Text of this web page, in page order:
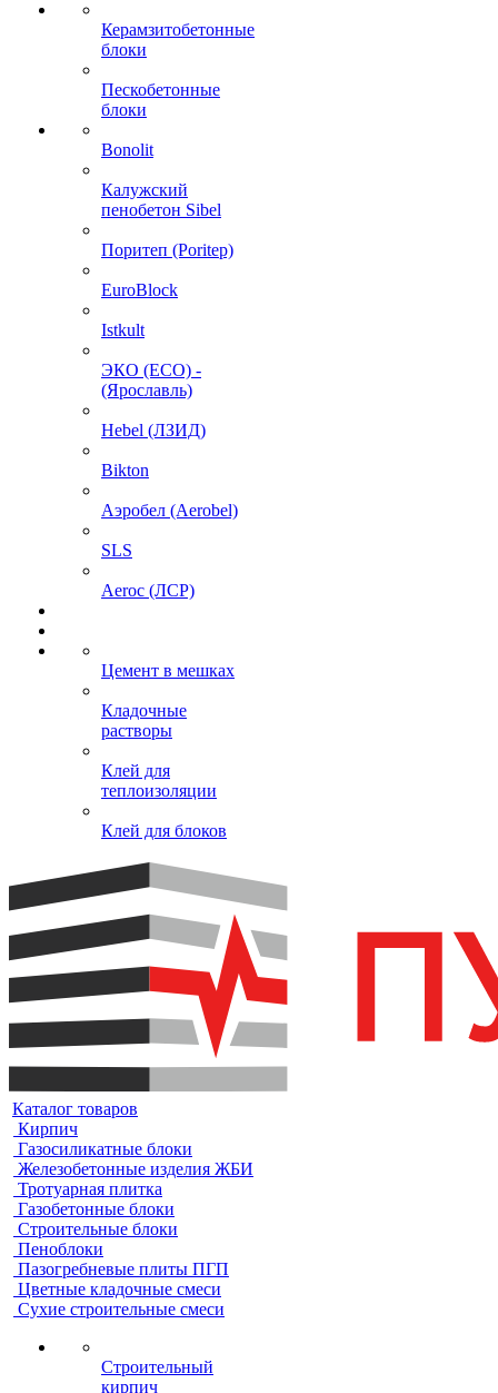
Керамзитобетонные
блоки
Пескобетонные
блоки
Bonolit
Калужский
пенобетон Sibel
Поритеп (Poritep)
EuroBlock
Istkult
ЭКО (ECO) -
(Ярославль)
Hebel (ЛЗИД)
Bikton
Аэробел (Aerobel)
SLS
Aeroc (ЛСР)
Цемент в мешках
Кладочные
растворы
Клей для
теплоизоляции
Клей для блоков
Каталог товаров
Кирпич
Газосиликатные блоки
Железобетонные изделия ЖБИ
Тротуарная плитка
Газобетонные блоки
Строительные блоки
Пеноблоки
Пазогребневые плиты ПГП
Цветные кладочные смеси
Сухие строительные смеси
Строительный
кирпич